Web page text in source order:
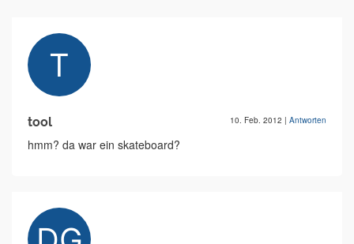
tool 10. Feb. 2012 | Antworten
hmm? da war ein skateboard?